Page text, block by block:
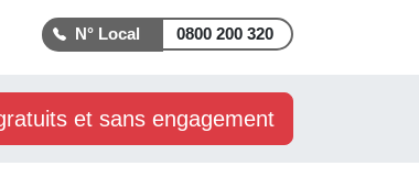
0800 200 320
et sans engagement